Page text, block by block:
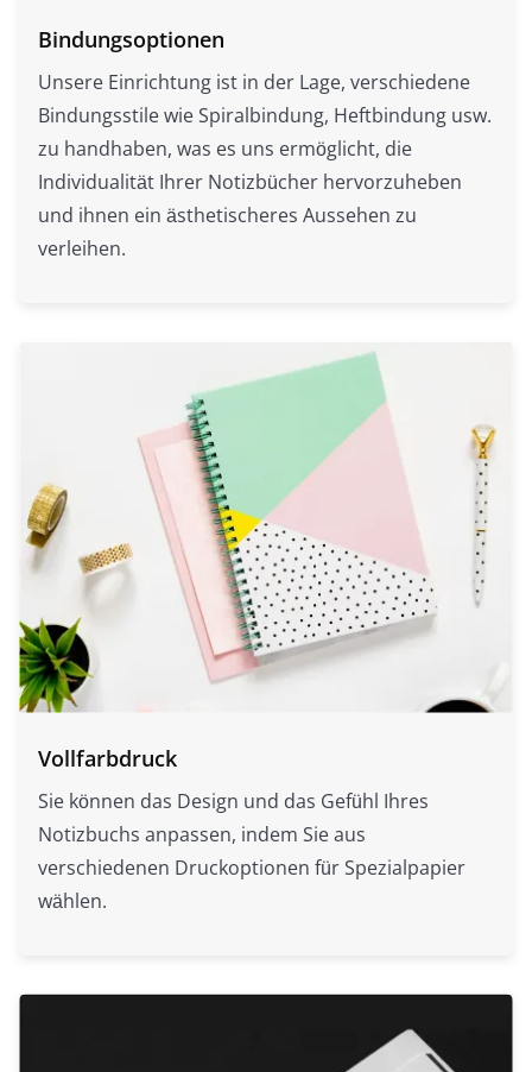
Bindungsoptionen
Unsere Einrichtung ist in der Lage, verschiedene
Bindungsstile wie Spiralbindung, Heftbindung usw.
zu handhaben, was es uns ermöglicht, die
Individualität Ihrer Notizbücher hervorzuheben
und ihnen ein ästhetischeres Aussehen zu
verleihen.
Vollfarbdruck
Sie können das Design und das Gefühl Ihres
Notizbuchs anpassen, indem Sie aus
verschiedenen Druckoptionen für Spezialpapier
wählen.